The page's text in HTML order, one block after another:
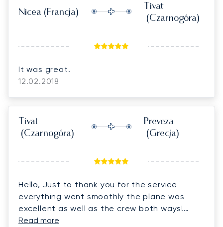
Nicea (Francja)
Tivat
(Czarnogóra)
It was great.
12.02.2018
Tivat
(Czarnogóra)
Preveza
(Grecja)
Hello, Just to thank you for the service
everything went smoothly the plane was
excellent as well as the crew both ways!
Thanks again.'
Read more